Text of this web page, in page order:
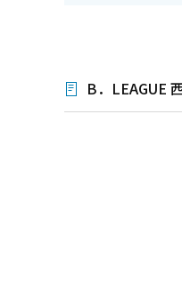
B．LEAGUE